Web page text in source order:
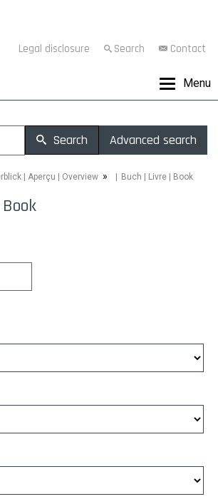
Legal disclosure Search Contact
Menu
Search Advanced search
| Aperçu | Overview » Buch | Livre | Book